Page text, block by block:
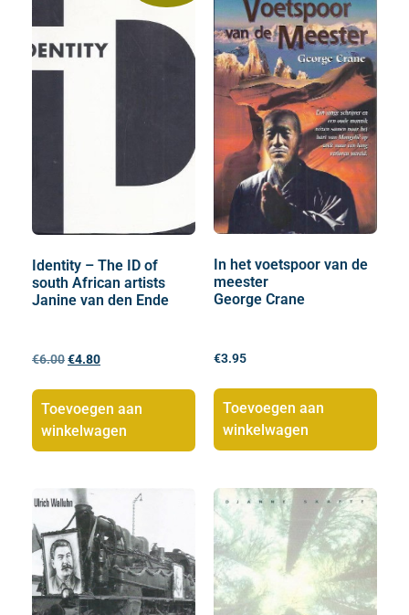
Identity – The ID of
south African artists
Janine van den Ende
€6.00€4.80
Toevoegen aan
winkelwagen
In het voetspoor van de
meester
George Crane
€3.95
Toevoegen aan
winkelwagen